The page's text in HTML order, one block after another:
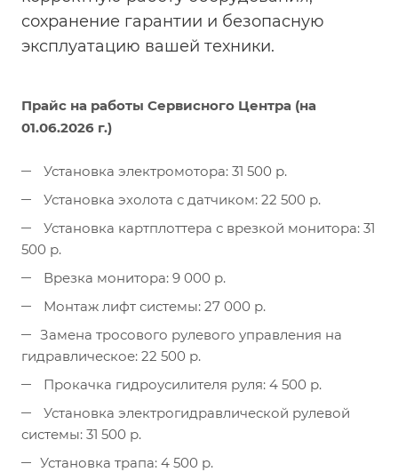
сохранение гарантии и безопасную
эксплуатацию вашей техники.
Прайс на работы Сервисного Центра (на
01.06.2026 г.)
Установка электромотора: 31 500 р.
Установка эхолота с датчиком: 22 500 р.
Установка картплоттера с врезкой монитора: 31
500 р.
Врезка монитора: 9 000 р.
Монтаж лифт системы: 27 000 р.
Замена тросового рулевого управления на
гидравлическое: 22 500 р.
Прокачка гидроусилителя руля: 4 500 р.
Установка электрогидравлической рулевой
системы: 31 500 р.
Установка трапа: 4 500 р.